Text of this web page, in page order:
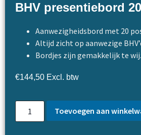
BHV presentiebord
Aanwezigheidsbord met 20
Altijd zicht op aanwezige
Bordjes zijn gemakkelijk te
€144,50 Excl. btw
Toevoegen aan